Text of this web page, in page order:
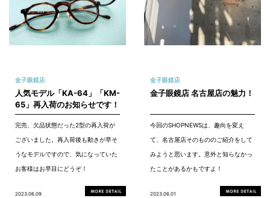
金子眼鏡店
人気モデル「KA-64」「KM-
65」再入荷のお知らせです！
完売、欠品状態だった2型の再入荷が
ございました。再入荷後も動きが早そ
うなモデルですので、気になっていた
お客様はお早目にどうぞ！
2023.06.09
金子眼鏡店
金子眼鏡店 名古屋店の魅力！
今回のSHOPNEWSは、趣向を変え
て、名古屋店そのもののご紹介をして
みようと思います。意外と知らなかっ
たことがあるかもですよ！
2023.06.01